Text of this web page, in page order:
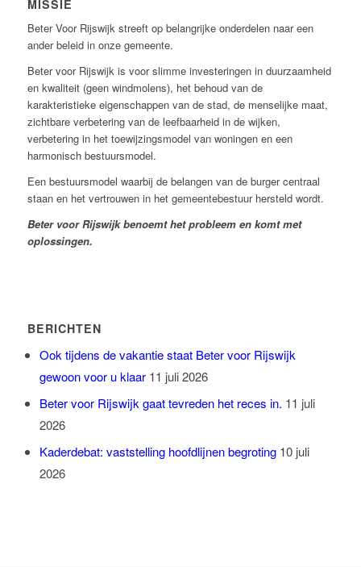
MISSIE
Beter Voor Rijswijk streeft op belangrijke onderdelen naar een
ander beleid in onze gemeente.
Beter voor Rijswijk is voor slimme investeringen in duurzaamheid
en kwaliteit (geen windmolens), het behoud van de
karakteristieke eigenschappen van de stad, de menselijke maat,
zichtbare verbetering van de leefbaarheid in de wijken,
verbetering in het toewijzingsmodel van woningen en een
harmonisch bestuursmodel.
Een bestuursmodel waarbij de belangen van de burger centraal
staan en het vertrouwen in het gemeentebestuur hersteld wordt.
Beter voor Rijswijk benoemt het probleem en komt met
oplossingen.
BERICHTEN
Ook tijdens de vakantie staat Beter voor Rijswijk
gewoon voor u klaar 11 juli 2026
Beter voor Rijswijk gaat tevreden het reces in. 11 juli
2026
Kaderdebat: vaststelling hoofdlijnen begroting 10 juli
2026